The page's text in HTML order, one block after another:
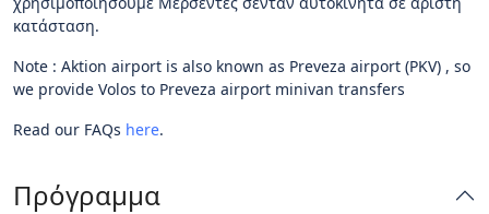
κατάσταση.
Note : Aktion airport is also known as Preveza airport (PKV) , so
we provide Volos to Preveza airport minivan transfers
Read our FAQs here.
Πρόγραμμα